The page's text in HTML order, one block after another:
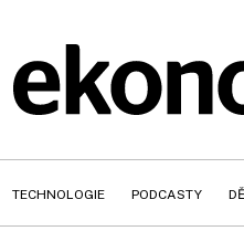
TECHNOLOGIE PODCASTY